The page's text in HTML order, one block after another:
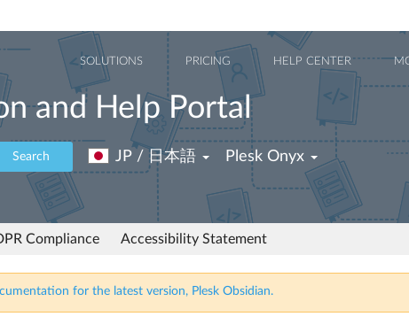
SOLUTIONS PRICING HELP CENTER
and Help Portal
Search JP / 日本語 Plesk Onyx
Compliance Accessibility Statement
for the latest version, Plesk Obsidian.